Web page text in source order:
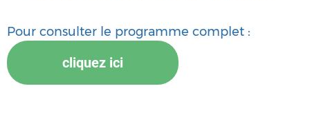
Pour consulter le programme complet :
cliquez ici